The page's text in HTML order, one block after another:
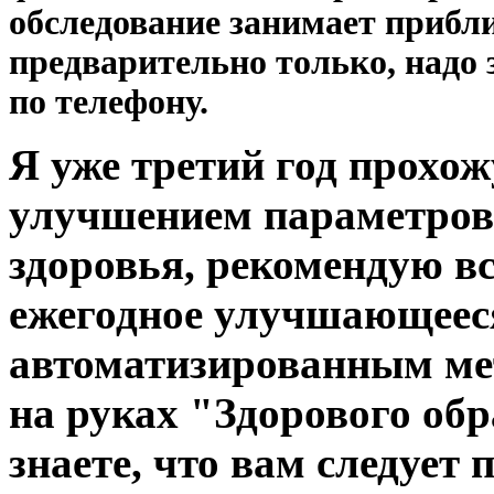
обследование занимает
предварительно только,
по телефону.
Я уже третий год
улучшением
здоровья, рекомендую
ежегодное
автоматизированным
на руках "Здорового
знаете, что вам следует